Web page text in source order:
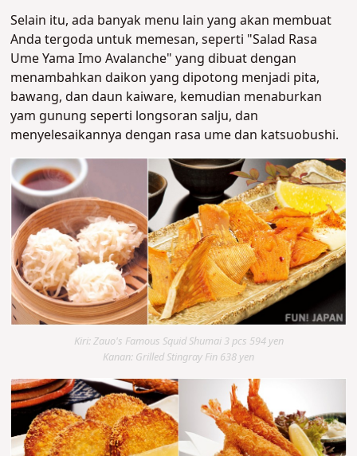
Selain itu, ada banyak menu lain yang akan membuat
Anda tergoda untuk memesan, seperti "Salad Rasa
Ume Yama Imo Avalanche" yang dibuat dengan
menambahkan daikon yang dipotong menjadi pita,
bawang, dan daun kaiware, kemudian menaburkan
yam gunung seperti longsoran salju, dan
menyelesaikannya dengan rasa ume dan katsuobushi.
Kiri: Zauo's Famous Squid Shumai 3 pcs 594 yen
Kanan: Grilled Stingray Fin 638 yen